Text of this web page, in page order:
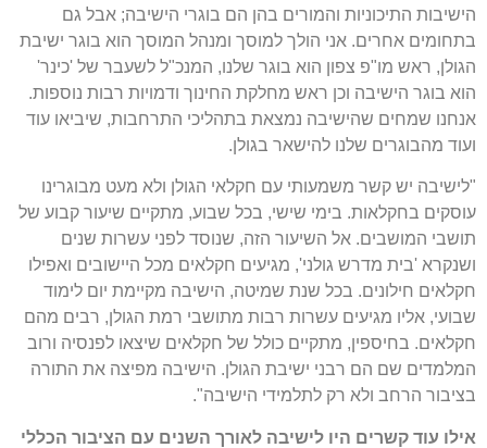
הישיבות התיכוניות והמורים בהן הם בוגרי הישיבה; אבל גם
בתחומים אחרים. אני הולך למוסך ומנהל המוסך הוא בוגר ישיבת
הגולן, ראש מו"פ צפון הוא בוגר שלנו, המנכ"ל לשעבר של 'כינר'
הוא בוגר הישיבה וכן ראש מחלקת החינוך ודמויות רבות נוספות.
אנחנו שמחים שהישיבה נמצאת בתהליכי התרחבות, שיביאו עוד
ועוד מהבוגרים שלנו להישאר בגולן.
"לישיבה יש קשר משמעותי עם חקלאי הגולן ולא מעט מבוגרינו
עוסקים בחקלאות. בימי שישי, בכל שבוע, מתקיים שיעור קבוע של
תושבי המושבים. אל השיעור הזה, שנוסד לפני עשרות שנים
ושנקרא 'בית מדרש גולני', מגיעים חקלאים מכל היישובים ואפילו
חקלאים חילונים. בכל שנת שמיטה, הישיבה מקיימת יום לימוד
שבועי, אליו מגיעים עשרות רבות מתושבי רמת הגולן, רבים מהם
חקלאים. בחיספין, מתקיים כולל של חקלאים שיצאו לפנסיה ורוב
המלמדים שם הם רבני ישיבת הגולן. הישיבה מפיצה את התורה
בציבור הרחב ולא רק לתלמידי הישיבה".
אילו עוד קשרים היו לישיבה לאורך השנים עם הציבור הכללי